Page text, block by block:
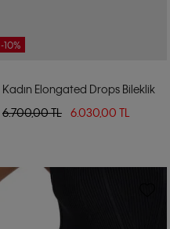
-10%
Kadın Elongated Drops Bileklik
6.700,00 TL
6.030,00 TL